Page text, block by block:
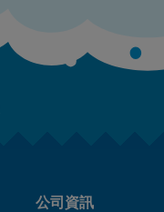
公司資訊